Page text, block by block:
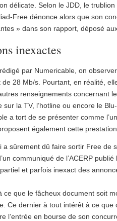
délicate. Selon le JDD, le
Free dénonce alors que son
» dans son rapport, déposé
inexactes
par Numericable, on
28 Mb/s. Pourtant, en réalité,
renseignements concernant
sur la TV, l’hotline ou encore le
a tort de se présenter comme
également cette prestation.
sûrement dû faire sortir Free de
communiqué de l’ACERP
et parfois inexact des
ce que le fâcheux document soit
Ce dernier à tout intérêt à ce
l’entrée en bourse de son